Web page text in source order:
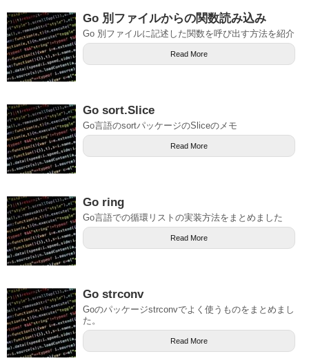
Go 別ファイルからの関数読み込み
Go 別ファイルに記述した関数を呼び出す方法を紹介
Read More
Go sort.Slice
Go言語のsortパッケージのSliceのメモ
Read More
Go ring
Go言語での循環リストの実装方法をまとめました
Read More
Go strconv
Goのパッケージstrconvでよく使うものをまとめまし
た。
Read More